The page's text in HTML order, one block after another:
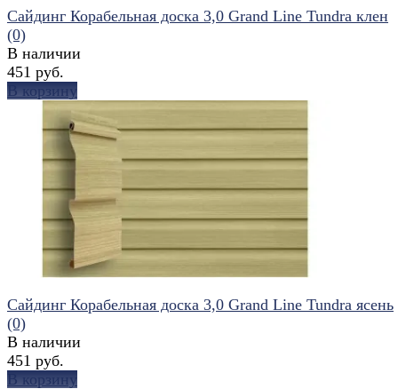
сравнить
Сайдинг Корабельная доска 3,0 Grand Line Tundra клен
(0)
В наличии
451 руб.
В корзину
Сайдинг Корабельная доска 3,0 Grand Line Tundra ясень
(0)
В наличии
451 руб.
В корзину